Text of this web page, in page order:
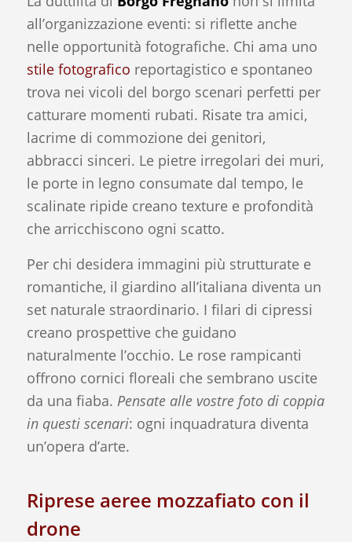
all’organizzazione eventi: si riflette anche
nelle opportunità fotografiche. Chi ama uno
stile fotografico reportagistico e spontaneo
trova nei vicoli del borgo scenari perfetti per
catturare momenti rubati. Risate tra amici,
lacrime di commozione dei genitori,
abbracci sinceri. Le pietre irregolari dei muri,
le porte in legno consumate dal tempo, le
scalinate ripide creano texture e profondità
che arricchiscono ogni scatto.
Per chi desidera immagini più strutturate e
romantiche, il giardino all’italiana diventa un
set naturale straordinario. I filari di cipressi
creano prospettive che guidano
naturalmente l’occhio. Le rose rampicanti
offrono cornici floreali che sembrano uscite
da una fiaba. Pensate alle vostre foto di coppia
in questi scenari: ogni inquadratura diventa
un’opera d’arte.
Riprese aeree mozzafiato con il
drone